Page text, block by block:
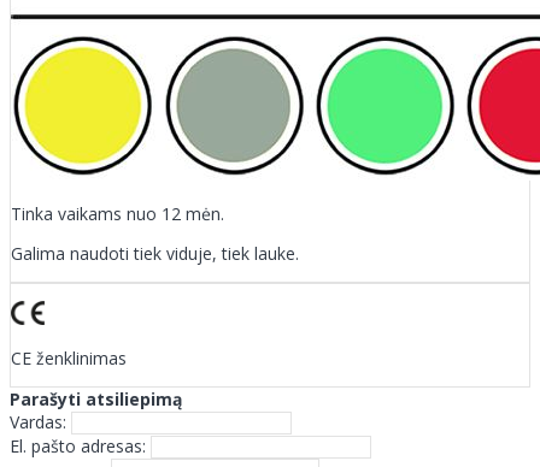
Tinka vaikams nuo 12 mėn.
Galima naudoti tiek viduje, tiek lauke.
CE ženklinimas
Parašyti atsiliepimą
Vardas:
El. pašto adresas: